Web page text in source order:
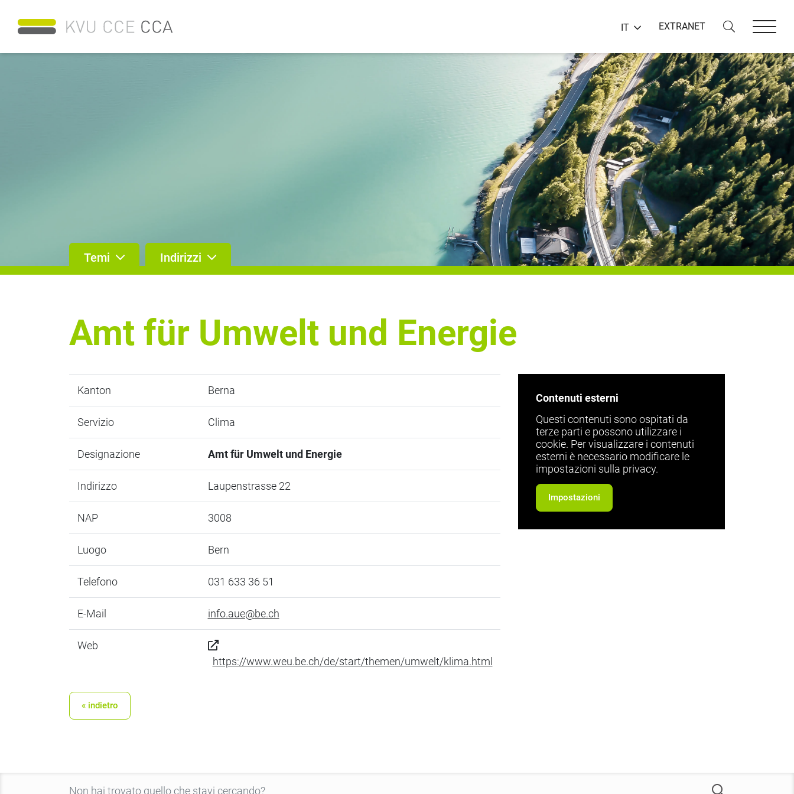
IT EXTRANET
Temi Indirizzi
Amt für Umwelt und Energie
Kanton Berna
Servizio Clima
Designazione Amt für Umwelt und Energie
Indirizzo Laupenstrasse 22
NAP 3008
Luogo Bern
Telefono 031 633 36 51
E-Mail info.aue@be.ch
Web
https://www.weu.be.ch/de/start/themen/umwelt/klima.html
Contenuti esterni
Questi contenuti sono ospitati da
terze parti e possono utilizzare i
cookie. Per visualizzare i contenuti
esterni è necessario modificare le
impostazioni sulla privacy.
Impostazioni
« indietro